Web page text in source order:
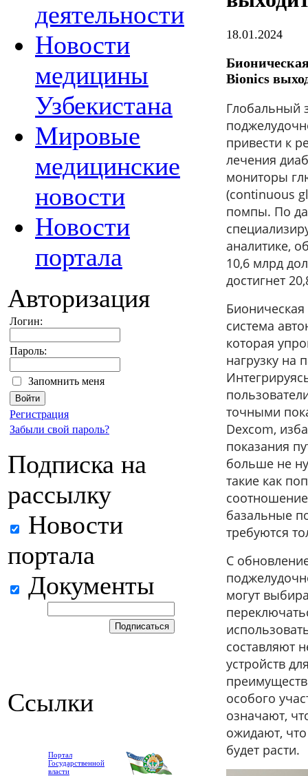
деятельности
Новости
медицины
Узбекистана
Мировые
медицинские
новости
Новости
портала
Авторизация
Логин:
Пароль:
Запомнить меня
Регистрация
Забыли свой пароль?
Подписка на
рассылку
Новости
портала
Документы
Ссылки
Портал
Государственной
власти
18.01.2024
Bionics
Глобальный
привести к
лечения
мониторы
(continuous
помпы. По
аналитике,
10,6 млрд
достигнет
система
которая
нагрузку на
точными
Dexcom,
показания
больше не
такие как
базальные
требуются
С
могут
составляют
устройств
особого
означают,
ожидают,
будет расти.